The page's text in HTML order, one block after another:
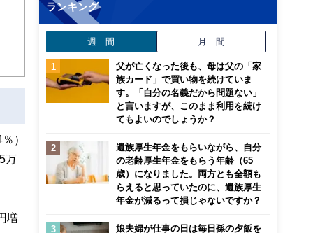
）
万
増
ランキング
週 間 月 間
父が亡くなった後も、母は父の「家
族カード」で買い物を続けていま
す。「自分の名義だから問題ない」
と言いますが、このまま利用を続け
てもよいのでしょうか？
遺族厚生年金をもらいながら、自分
の老齢厚生年金をもらう年齢（65
歳）になりました。両方とも全額も
らえると思っていたのに、遺族厚生
年金が減るって損じゃないですか？
娘夫婦が仕事の日は毎日孫の夕飯を